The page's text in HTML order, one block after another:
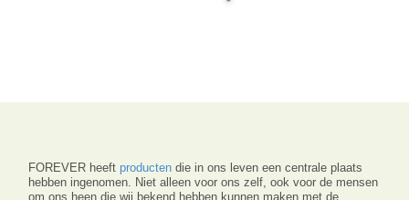
FOREVER heeft producten die in ons leven een centrale plaats
hebben ingenomen. Niet alleen voor ons zelf, ook voor de mensen
om ons heen die wij bekend hebben kunnen maken met de